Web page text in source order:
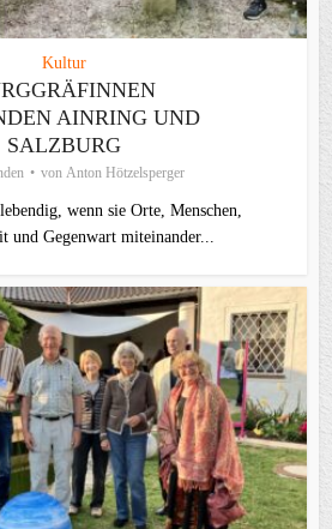
Kultur
AINRING UND
SALZBURG
von Anton Hötzelsperger
wenn sie Orte, Menschen,
und Gegenwart miteinander...